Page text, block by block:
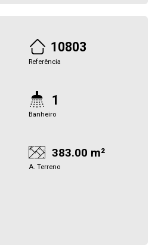
10803
Referência
1
Banheiro
383.00 m²
A. Terreno